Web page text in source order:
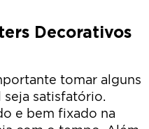
Decorativos
tomar alguns
satisfatório.
e bem fixado na